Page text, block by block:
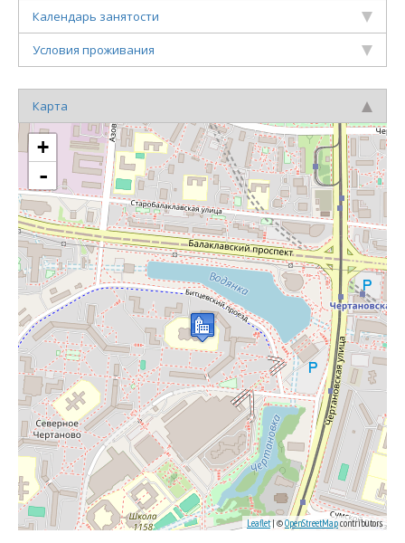
Календарь занятости
Условия проживания
Карта
+
-
Leaflet| ©OpenStreetMapcontributors